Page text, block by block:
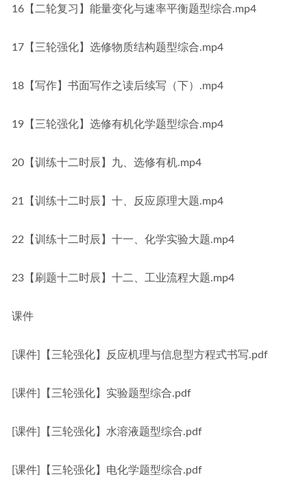
16【二轮复习】能量变化与速率平衡题型综合.mp4
17【三轮强化】选修物质结构题型综合.mp4
18【写作】书面写作之读后续写（下）.mp4
19【三轮强化】选修有机化学题型综合.mp4
20【训练十二时辰】九、选修有机.mp4
21【训练十二时辰】十、反应原理大题.mp4
22【训练十二时辰】十一、化学实验大题.mp4
23【刷题十二时辰】十二、工业流程大题.mp4
课件
[课件]【三轮强化】反应机理与信息型方程式书写.pdf
[课件]【三轮强化】实验题型综合.pdf
[课件]【三轮强化】水溶液题型综合.pdf
[课件]【三轮强化】电化学题型综合.pdf